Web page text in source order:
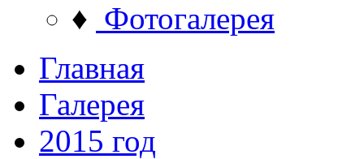
♦ Фотогалерея
Главная
Галерея
2015 год